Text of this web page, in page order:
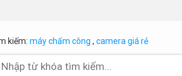
kiếm: máy chấm công , camera giá rẻ